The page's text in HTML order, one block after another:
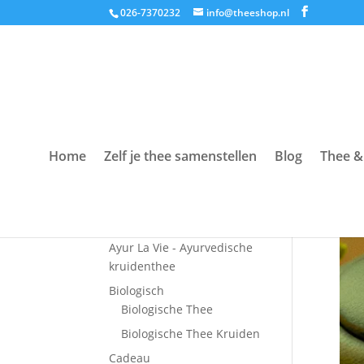
026-7370232 info@theeshop.nl
Home Zelf je thee samenstellen Blog Thee
Ayur La Vie - Ayurvedische
kruidenthee
Biologisch
Biologische Thee
Biologische Thee Kruiden
Cadeau